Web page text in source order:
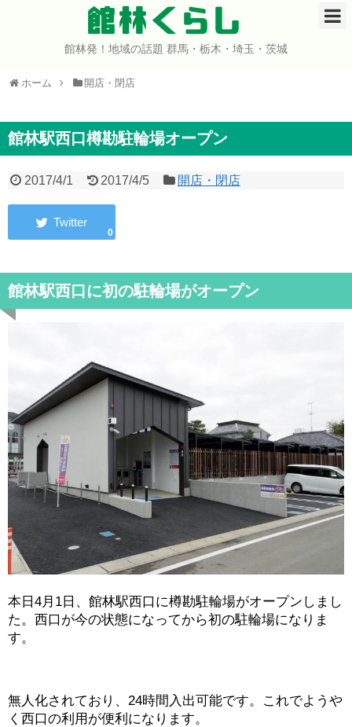
館林くらし
館林発！地域の話題 群馬・栃木・埼玉・茨城
ホーム 開店・閉店
館林駅西口樽勘駐輪場オープン
2017/4/1 2017/4/5 開店・閉店
0
館林駅西口に初の駐輪場がオープン
本日4月1日、館林駅西口に樽勘駐輪場がオープンしまし
た。西口が今の状態になってから初の駐輪場になりま
す。
無人化されており、24時間入出可能です。これでようや
く西口の利用が便利になります。
ホーム
イベント
グルメ
コミュニティ